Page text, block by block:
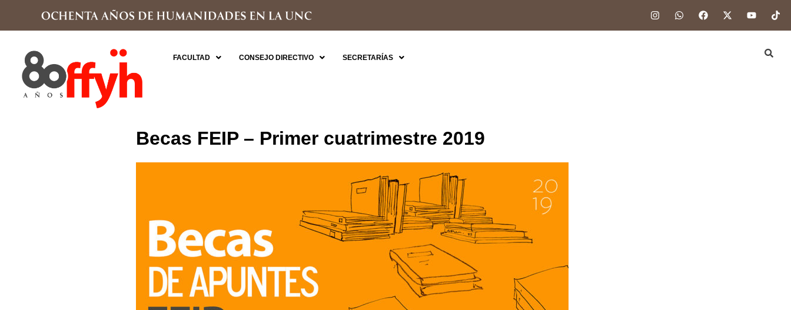
FACULTAD CONSEJO DIRECTIVO SECRETARÍAS
Becas FEIP – Primer cuatrimestre 2019